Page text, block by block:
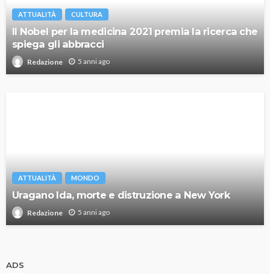
ATTUALITÀ CULTURA
Il Nobel per la medicina 2021 premia la ricerca che
spiega gli abbracci
Redazione 5 anni ago
ATTUALITÀ MONDO
Uragano Ida, morte e distruzione a New York
Redazione 5 anni ago
ADS